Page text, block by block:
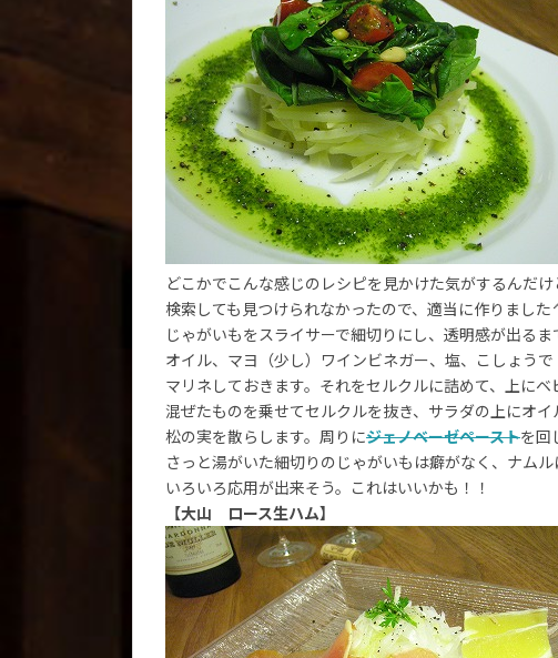
どこかでこんな感じのレシピを見かけた気がするんだけ
検索しても見つけられなかったので、適当に作りました
じゃがいもをスライサーで細切りにし、透明感が出るま
オイル、マヨ（少し）ワインビネガー、塩、こしょうで
マリネしておきます。それをセルクルに詰めて、上に
混ぜたものを乗せてセルクルを抜き、サラダの上にオイ
松の実を散らします。周りにジェノベーゼペーストを回
さっと湯がいた細切りのじゃがいもは癖がなく、ナムル
いろいろ応用が出来そう。これはいいかも！！
【大山 ロース生ハム】